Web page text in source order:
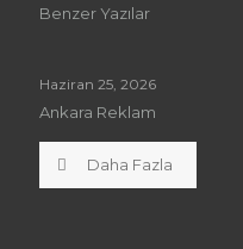
Benzer Yazılar
Haziran 25, 2026
Ankara Reklam
Daha Fazla